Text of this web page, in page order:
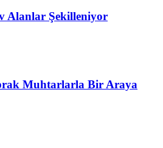
Alanlar Şekilleniyor
Muhtarlarla Bir Araya